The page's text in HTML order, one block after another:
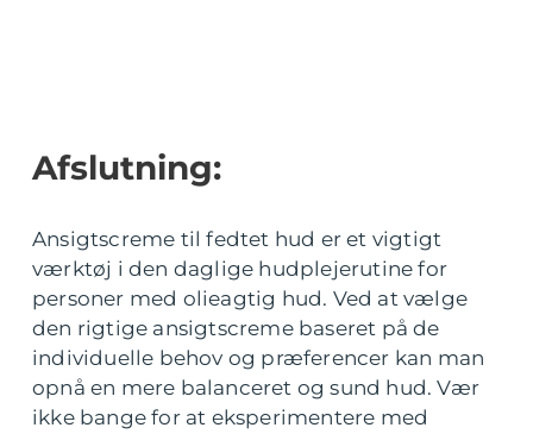
Afslutning:
Ansigtscreme til fedtet hud er et vigtigt
værktøj i den daglige hudplejerutine for
personer med olieagtig hud. Ved at vælge
den rigtige ansigtscreme baseret på de
individuelle behov og præferencer kan man
opnå en mere balanceret og sund hud. Vær
ikke bange for at eksperimentere med